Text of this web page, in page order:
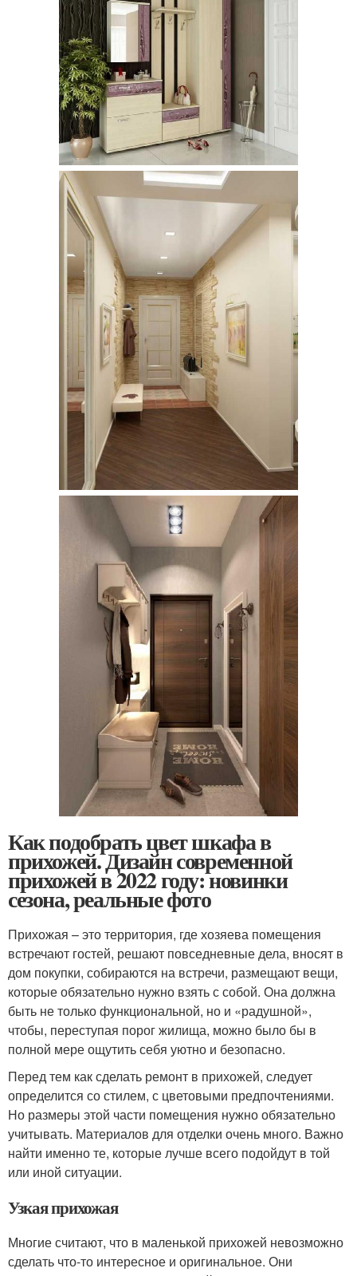
Как подобрать цвет шкафа в
прихожей. Дизайн современной
прихожей в 2022 году: новинки
сезона, реальные фото
Прихожая – это территория, где хозяева помещения
встречают гостей, решают повседневные дела, вносят в
дом покупки, собираются на встречи, размещают вещи,
которые обязательно нужно взять с собой. Она должна
быть не только функциональной, но и «радушной»,
чтобы, переступая порог жилища, можно было бы в
полной мере ощутить себя уютно и безопасно.
Перед тем как сделать ремонт в прихожей, следует
определится со стилем, с цветовыми предпочтениями.
Но размеры этой части помещения нужно обязательно
учитывать. Материалов для отделки очень много. Важно
найти именно те, которые лучше всего подойдут в той
или иной ситуации.
Узкая прихожая
Многие считают, что в маленькой прихожей невозможно
сделать что-то интересное и оригинальное. Они